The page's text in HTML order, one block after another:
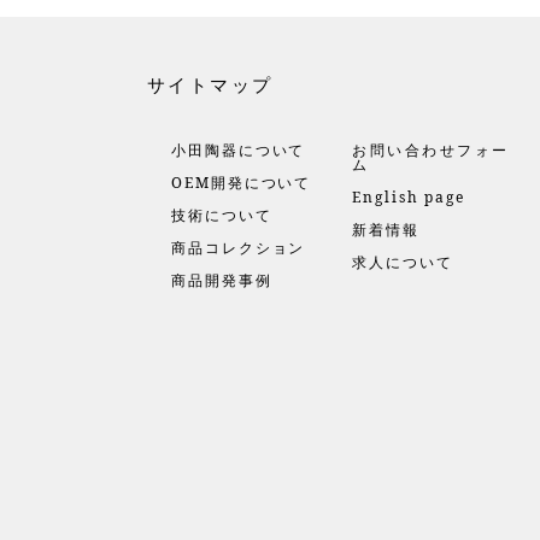
サイトマップ
小田陶器について
OEM開発について
技術について
商品コレクション
商品開発事例
お問い合わせフォー
ム
English page
新着情報
求人について